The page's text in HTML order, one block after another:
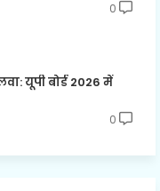
0
यूपी बोर्ड 2026 में
0